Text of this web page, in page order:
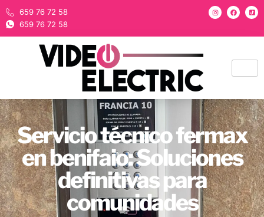
659 76 72 58
659 76 72 58
Servicio técnico fermax
en benifaio: Soluciones
definitivas para
comunidades